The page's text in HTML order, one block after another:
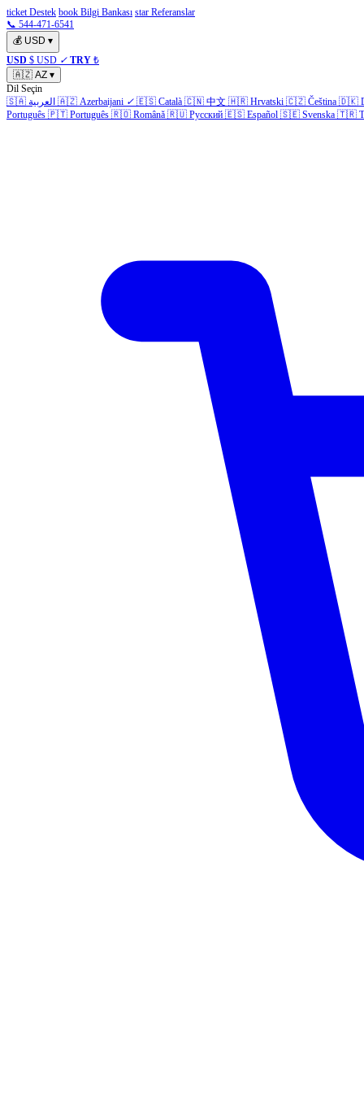
ticket Destek book Bilgi Bankası star Referanslar
📞 544-471-6541
💰 USD ▾
USD $ USD ✓ TRY ₺
🇦🇿 AZ ▾
Dil Seçin
🇸🇦 العربية 🇦🇿 Azerbaijani ✓ 🇪🇸 Català 🇨🇳 中文 🇭🇷 Hrvatski 🇨🇿 Čeština 🇩🇰
Português 🇵🇹 Português 🇷🇴 Română 🇷🇺 Русский 🇪🇸 Español 🇸🇪 Svenska 🇹🇷